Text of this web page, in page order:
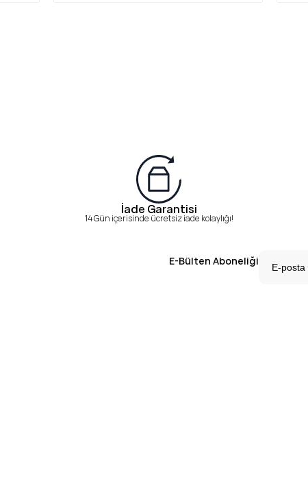
İade Garantisi
14 Gün içerisinde ücretsiz iade kolaylığı!
E-Bülten Aboneliği